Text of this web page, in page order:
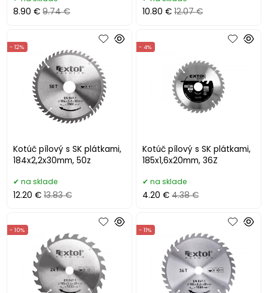
8.90 € 9.74 € 10.80 € 12.07 €
Kotúč pílový s SK plátkami,
184x2,2x30mm, 50z
- 12%
na sklade
12.20 € 13.83 €
Kotúč pílový s SK plátkami,
185x1,6x20mm, 36Z
- 4%
na sklade
4.20 € 4.38 €
- 10% - 11%